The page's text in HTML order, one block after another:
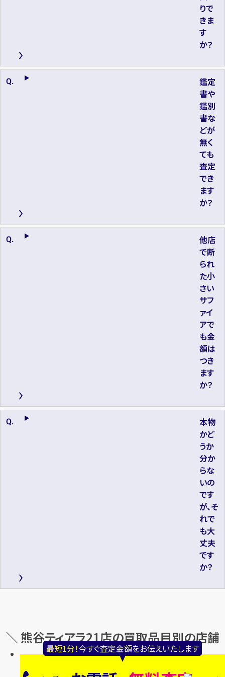
最短1分！今すぐ査定金額をお伝えいたします
りで
きま
す
か？
鑑定
書や
鑑別
書な
どが
無く
ても
査定
でき
ます
か？
他店
で断
られ
た小
さい
サフ
ァイ
アで
も金
額は
つき
ます
か？
本物
かど
うか
分か
らな
いの
です
が、そ
れで
も大
丈夫
です
か？
＼ 熊谷ティアラ21店の買取品目別の店舗
情報 ／